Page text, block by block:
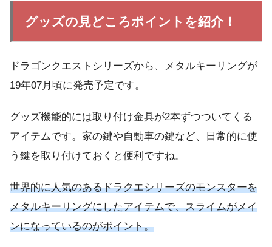
グッズの見どころポイントを紹介！
ドラゴンクエストシリーズから、メタルキーリングが
19年07月頃に発売予定です。
グッズ機能的には取り付け金具が2本ずつついてくる
アイテムです。家の鍵や自動車の鍵など、日常的に使
う鍵を取り付けておくと便利ですね。
世界的に人気のあるドラクエシリーズのモンスターを
メタルキーリングにしたアイテムで、スライムがメイ
ンになっているのがポイント。